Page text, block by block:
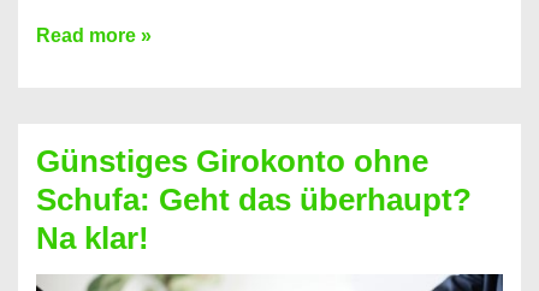
Kredit
dabei
profitieren
–
So
Read more »
Günstiges Girokonto ohne
Schufa: Geht das überhaupt?
Na klar!